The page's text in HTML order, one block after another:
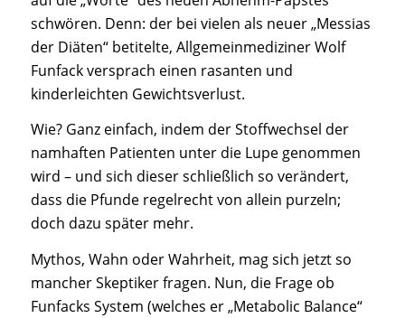
schwören. Denn: der bei vielen als neuer „Messias
der Diäten“ betitelte, Allgemeinmediziner Wolf
Funfack versprach einen rasanten und
kinderleichten Gewichtsverlust.
Wie? Ganz einfach, indem der Stoffwechsel der
namhaften Patienten unter die Lupe genommen
wird – und sich dieser schließlich so verändert,
dass die Pfunde regelrecht von allein purzeln;
doch dazu später mehr.
Mythos, Wahn oder Wahrheit, mag sich jetzt so
mancher Skeptiker fragen. Nun, die Frage ob
Funfacks System (welches er „Metabolic Balance“